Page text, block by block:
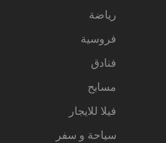
رياضة
فروسية
فنادق
مسابح
فيلا للايجار
سياحة و سفر